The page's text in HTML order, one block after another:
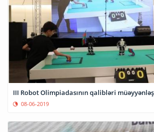
III Robot Olimpiadasının qalibləri
08-06-2019